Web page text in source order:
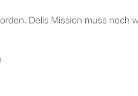
Delis Mission muss noch